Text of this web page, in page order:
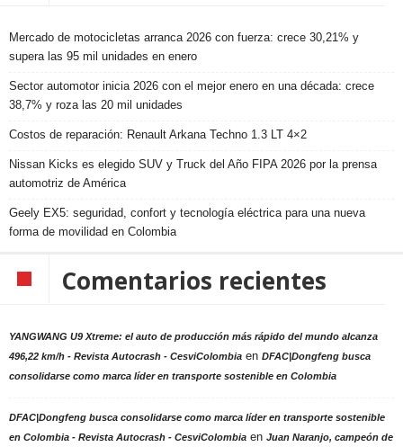
Mercado de motocicletas arranca 2026 con fuerza: crece 30,21% y
supera las 95 mil unidades en enero
Sector automotor inicia 2026 con el mejor enero en una década: crece
38,7% y roza las 20 mil unidades
Costos de reparación: Renault Arkana Techno 1.3 LT 4×2
Nissan Kicks es elegido SUV y Truck del Año FIPA 2026 por la prensa
automotriz de América
Geely EX5: seguridad, confort y tecnología eléctrica para una nueva
forma de movilidad en Colombia
Comentarios recientes
YANGWANG U9 Xtreme: el auto de producción más rápido del mundo alcanza
496,22 km/h - Revista Autocrash - CesviColombia en DFAC|Dongfeng busca
consolidarse como marca líder en transporte sostenible en Colombia
DFAC|Dongfeng busca consolidarse como marca líder en transporte sostenible
en Colombia - Revista Autocrash - CesviColombia en Juan Naranjo, campeón de